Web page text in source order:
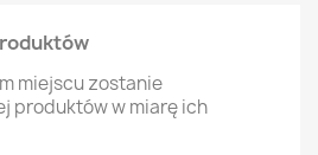
miejscu zostanie
produktów w miarę ich